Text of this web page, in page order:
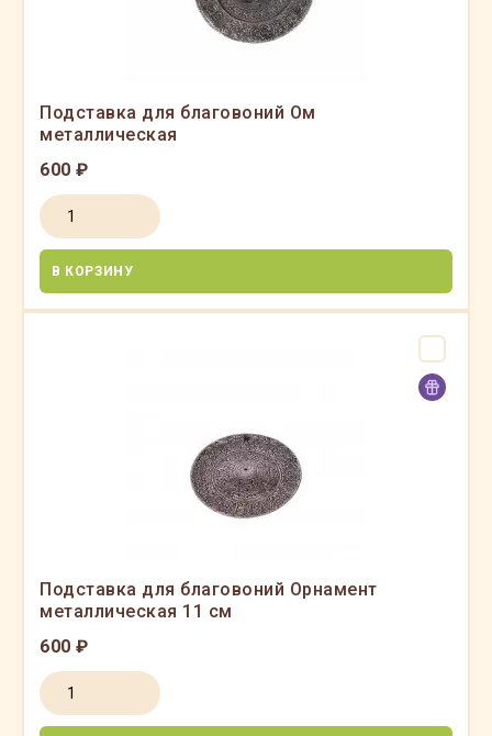
Подставка для благовоний Ом
металлическая
600 ₽
В КОРЗИНУ
Подставка для благовоний Орнамент
металлическая 11 см
600 ₽